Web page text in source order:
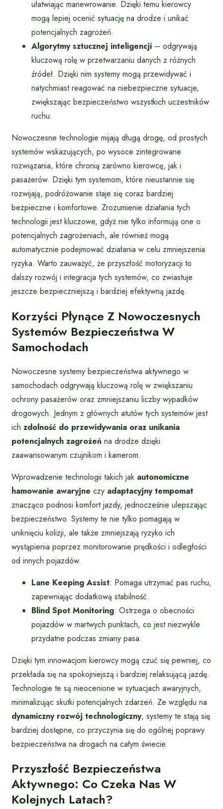
ułatwiając manewrowanie. Dzięki temu kierowcy
mogą lepiej ocenić sytuację na drodze i unikać
potencjalnych zagrożeń.
Algorytmy sztucznej inteligencji – odgrywają
kluczową rolę w przetwarzaniu danych z różnych
źródeł. Dzięki nim systemy mogą przewidywać i
natychmiast reagować na niebezpieczne sytuacje,
zwiększając bezpieczeństwo wszystkich uczestników
ruchu.
Nowoczesne technologie mijają długą drogę, od prostych
systemów wskazujących, po wysoce zintegrowane
rozwiązania, które chronią zarówno kierowcę, jak i
pasażerów. Dzięki tym systemom, które nieustannie się
rozwijają, podróżowanie staje się coraz bardziej
bezpieczne i komfortowe. Zrozumienie działania tych
technologii jest kluczowe, gdyż nie tylko informują one o
potencjalnych zagrożeniach, ale również mogą
automatycznie podejmować działania w celu zmniejszenia
ryzyka. Warto zauważyć, że przyszłość motoryzacji to
dalszy rozwój i integracja tych systemów, co zwiastuje
jeszcze bezpieczniejszą i bardziej efektywną jazdę.
Korzyści Płynące Z Nowoczesnych
Systemów Bezpieczeństwa W
Samochodach
Nowoczesne systemy bezpieczeństwa aktywnego w
samochodach odgrywają kluczową rolę w zwiększaniu
ochrony pasażerów oraz zmniejszaniu liczby wypadków
drogowych. Jednym z głównych atutów tych systemów jest
ich zdolność do przewidywania oraz unikania
potencjalnych zagrożeń na drodze dzięki
zaawansowanym czujnikom i kamerom.
Wprowadzenie technologii takich jak autonomiczne
hamowanie awaryjne czy adaptacyjny tempomat
znacząco podnosi komfort jazdy, jednocześnie ulepszając
bezpieczeństwo. Systemy te nie tylko pomagają w
uniknięciu kolizji, ale także zmniejszają ryzyko ich
wystąpienia poprzez monitorowanie prędkości i odległości
od innych pojazdów.
Lane Keeping Assist: Pomaga utrzymać pas ruchu,
zapewniając dodatkową stabilność.
Blind Spot Monitoring: Ostrzega o obecności
pojazdów w martwych punktach, co jest niezwykle
przydatne podczas zmiany pasa.
Dzięki tym innowacjom kierowcy mogą czuć się pewniej, co
przekłada się na spokojniejszą i bardziej relaksującą jazdę.
Technologie te są nieocenione w sytuacjach awaryjnych,
minimalizując skutki potencjalnych zdarzeń. Ze względu na
dynamiczny rozwój technologiczny, systemy te stają się
bardziej dostępne, co przyczynia się do ogólnej poprawy
bezpieczeństwa na drogach na całym świecie.
Przyszłość Bezpieczeństwa
Aktywnego: Co Czeka Nas W
Kolejnych Latach?